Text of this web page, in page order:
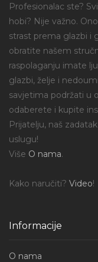
Profesionalac ste?
hobi? Nije važno.
strast prema glazbi i
obratite našem
raspolaganju imate
glazbi, želje i
savjetima podržati u
odaberete i kupite
Prijatelju, naš
uslugu!
Više O nama.
Kako naručiti? Video!
Informacije
O nama